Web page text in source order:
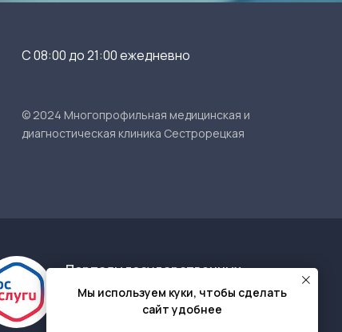
Мы используем куки, чтобы сделать
сайт удобнее
С 08:00 до 21:00 ежедневно
© 2024 Многопрофильная медицинская и
диагностическая клиника Сестрорецкая
Порталы государственных
услуг
Общероссийский портал
Санкт-Петербург и